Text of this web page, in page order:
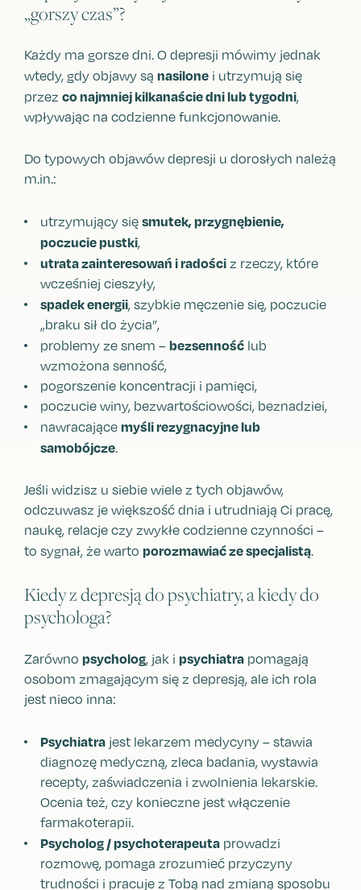
„gorszy czas”?
Każdy ma gorsze dni. O depresji mówimy jednak
wtedy, gdy objawy są nasilone i utrzymują się
przez co najmniej kilkanaście dni lub tygodni,
wpływając na codzienne funkcjonowanie.
Do typowych objawów depresji u dorosłych należą
m.in.:
utrzymujący się smutek, przygnębienie,
poczucie pustki,
utrata zainteresowań i radości z rzeczy, które
wcześniej cieszyły,
spadek energii, szybkie męczenie się, poczucie
„braku sił do życia”,
problemy ze snem – bezsenność lub
wzmożona senność,
pogorszenie koncentracji i pamięci,
poczucie winy, bezwartościowości, beznadziei,
nawracające myśli rezygnacyjne lub
samobójcze.
Jeśli widzisz u siebie wiele z tych objawów,
odczuwasz je większość dnia i utrudniają Ci pracę,
naukę, relacje czy zwykłe codzienne czynności –
to sygnał, że warto porozmawiać ze specjalistą.
Kiedy z depresją do psychiatry, a kiedy do
psychologa?
Zarówno psycholog, jak i psychiatra pomagają
osobom zmagającym się z depresją, ale ich rola
jest nieco inna:
Psychiatra jest lekarzem medycyny – stawia
diagnozę medyczną, zleca badania, wystawia
recepty, zaświadczenia i zwolnienia lekarskie.
Ocenia też, czy konieczne jest włączenie
farmakoterapii.
Psycholog / psychoterapeuta prowadzi
rozmowę, pomaga zrozumieć przyczyny
trudności i pracuje z Tobą nad zmianą sposobu